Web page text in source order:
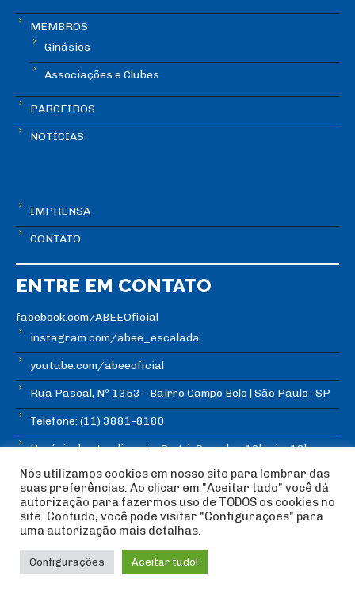
MEMBROS
Ginásios
Associações e Clubes
PARCEIROS
NOTÍCIAS
IMPRENSA
CONTATO
ENTRE EM CONTATO
facebook.com/ABEEOficial
instagram.com/abee_escalada
youtube.com/abeeoficial
Rua Pascal, Nº 1353 - Bairro Campo Belo | São Paulo -SP
Telefone: (11) 3881-8180
Horário de atendimento: Seg. à Sex., das 10hs às 18hs
Esportiva 2018 | Design:Imagética Design
Nós utilizamos cookies em nosso site para lembrar das
suas preferências. Ao clicar em "Aceitar tudo" você dá
autorização para fazermos uso de TODOS os cookies no
site. Contudo, você pode visitar "Configurações" para
uma autorização mais detalhas.
Configurações Aceitar tudo!